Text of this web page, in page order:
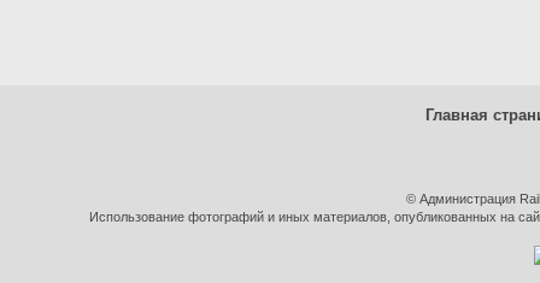
Главная
© Администрация
Использование фотографий и иных материалов, опубликованных на